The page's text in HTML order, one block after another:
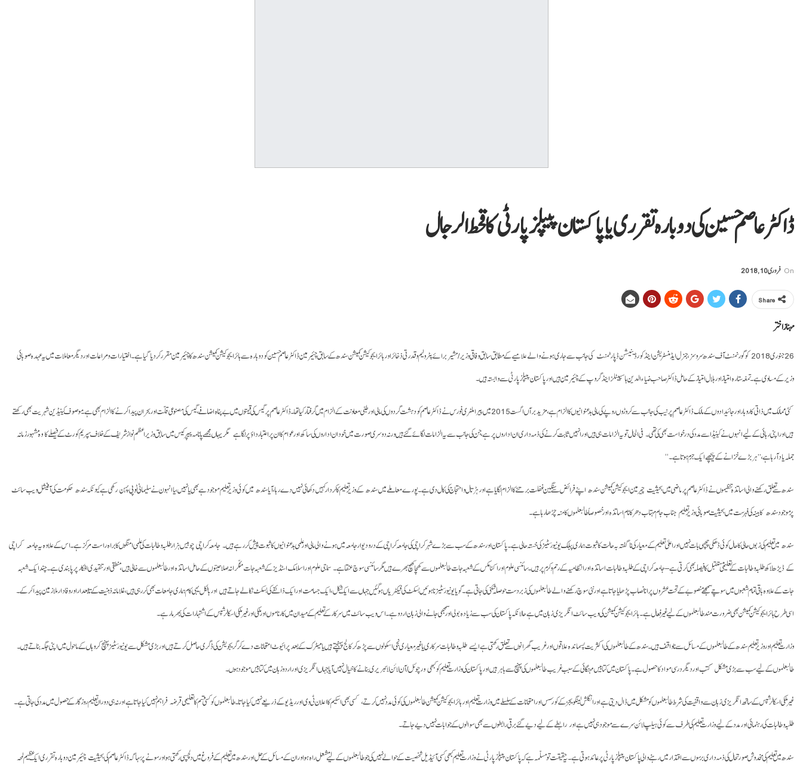
ڈاکٹر عاصم حسین کی دوبارہ تقرری یا پاکستان پیپلز پارٹی کا قحط الرجال
On فروری 10, 2018
Share
مہنازاختر
26 جنوری 2018 کو گورنمنٹ آف سندھ سروسز،جنرل ایڈمنسٹریشن اینڈ کورڈینیشن ڈپارٹمنٹ کی جانب سے جاری ہونے والے علامیے کے مطابق سابق وفاقی وزیر/ مشیربرائے پٹرولیم و قدرتی ذخائر اور ہائر ایجوکیشن کمیشن سندھ کے سابق چئیرمین ڈاکٹر عاصم حسین کو دوبارہ سے ہائر ایجوکیشن کمیشن سندھ کا چئیرمین مقرر کردیا گیا ہے ۔ اختیارات و مراعات اور دیگر معاملات میں یہ عہدہ صوبائی
وزیر کے مساوی ہے۔ تمغہ ستارہ امتیاز اور ہلال امتیاز کے حامل ڈاکٹر صاحب ضیاء الدین ہاسپیٹلز اینڈ گروپ کے چئیرمین ہیں اور پاکستان پیپلز پارٹی سے وابستہ ہیں۔
کئی ممالک میں ذاتی کاروبار اور جائیدادوں کے مالک ڈاکٹر عاصم پر نیب کی جانب سے کروڑوں روپے کی مالی بدعنوانیوں کا الزام ہے، مزید برآں اگست 2015 میں پیرا ملٹری فورس نے ڈاکٹر عاصم کو دہشت گردوں کی مالی اور طبّی معاونت کے الزام میں گرفتار کیا تھا۔ ڈاکٹر عاصم پرگیس کی قیمتوں میں بے پناہ اضافے، گیس کی مصنوعی قلّت اور بحران پیدا کرنے کا الزام بھی ہے ۔ موصوف کینیڈین شہر یت بھی رکھتے
ہیں اور اپنی رہائی کے لیے انہوں نے کینیڈا سے مدد کی درخواست بھی کی تھی۔ فی الحال تو یہ الزامات ہی ہیں اور انہیں ثابت کرنے کی ذمہ داری ان اداروں پر ہے، جن کی جانب سے یہ الزامات لگائے گئے ہیں ورنہ دوسری صورت میں خود ان اداروں کی ساکھ اور عوام کا ان پر اعتبار داؤ پر لگا ہے مگر یہاں مجھے پانامہ پیپر کیس میں سابق وزیراعظم نواز شریف کے خلاف سپریم کورٹ کے فیصلے کا وہ مشہور زمانہ
جملہ یاد آرہا ہے، ’’ہر بڑے خزانے کے پیچھے ایک جرم ہوتا ہے۔‘‘
سندھ سے تعلق رکھنے والی اساتذہ تنظیموں نے ڈاکٹر عاصم پر ماضی میں بحیثیت چیرمین ایجوکیشن کمیشن سندھ اپنے فرائض سے سنگین غفلت برتنے کا الزام لگایا ہے اور ہڑتال و احتجاج کی کال دی ہے۔ پورے معاملے میں سندھ کے وزیر تعلیم کا کردار کہیں دکھائی نہیں دے رہا ،آیا سندھ میں کوئی وزیر تعلیم موجود ہے بھی یا نہیں، یا انہون نے سلیمانی ٹوپی پہن رکھی ہے کیونکہ سندھ حکومت کی آفیشل ویب سائٹ
پر موجود سندھ کابینہ کی فہرست میں بحیثیت صوبائی وزیر تعلیم جناب جام مہتاب دھر کا نام اساتذہ اور خصوصاً طالبعلموں کا منہ چڑھا رہا ہے۔
سندھ میں تعلیم کی زبوں حالی کا حال کوئی ڈھکی چھپی بات نہیں اور اعلیٰ تعلیم کے معیار کی ناگفتہ بہ حالت کا ثبوت ہماری پبلک یونیورسٹیز کی خستہ حالی ہے۔ پاکستان اور سندھ کے سب سے بڑے شہر کراچی کی جامعہ کراچی کے درودیوار جامعہ میں ہونے والی مالی اور علمی بدعنوانیوں کا ثبوت پیش کر رہے ہیں۔ جامعہ کراچی چوبیس ہزار طلبہ وطالبات کی علمی امنگوں کا براہ راست مرکز ہے۔ اس کے علاوہ یہ جامعہ کراچی
کے ڈیڑھ لاکھ طلبہ وطالبات کے تعلیمی مستقبل کا فیصلہ بھی کرتی ہے – جامعہ کراچی کے طلبہ وطالبات اساتذہ اور انتظامیہ کے رحم و کرم پر ہیں ۔ سائنسی علوم اور اکنامکس کے شعبہ جات طالبعلموں سے کھچا کھچ بھرے ہیں مگر سائنسی سوچ عنقا ہے۔ سماجی علوم اور اسلامک اسٹڈیز کے شعبہ جات مفکّرانہ صلاحیتوں کے حامل اساتذہ اور طالبعلموں سے خالی ہیں، منطقی اور تنقیدی افکار پر پابندی ہے ۔ چند ایک شعبہ
جات کے علاوہ باقی تمام شعبوں میں سوچے سمجھے منصوبے کے تحت عشروں پرانا نصاب پڑھایا جاتا ہے اور نئی سوچ رکھنے والے طالبعلموں کی زبردست حوصلہ شکنی کی جاتی ہے۔ گویا یونیورسٹیز نا ہوئیں بسکٹ کی فیکٹریاں ہوگئیں جہاں سے ایک شکل، ایک جسامت اور ایک ذائقے کی بسکٹ نکالے جاتے ہیں اور بالکل یہی کام ہماری جامعات بھی کررہی ہیں، غلامانہ ذہنیت کے تابعدار اور وفادار ملازمین پیدا کرکے۔
اسی طرح ہائر ایجوکیشن کمیشن بھی ضرورت مند طالبعلموں کے لیے غیرفعال ہے ۔ ہائر ایجوکیشن کمیشن کی ویب سائٹ انگریزی زبان میں ہےحالانکہ پاکستان کی سب سے زیادہ بولی اور سمجھی جانے والی زبان اردو ہے۔ اس ویب سائٹ میں سرکار کے تعلیم کے میدان میں کارناموں اور ملکی اور غیر ملکی اسکالر شپس کے اشتہارات کی بھرمار ہے۔
وزارت تعلیم اور وزیر تعلیم سندھ کے طالبعلموں کے مسائل سے ناواقف ہیں۔ سندھ کے طالبعلموں کی اکثریت پسماندہ علاقوں اور غریب گھرانوں سے تعلق رکھتی ہے ایسے طلبہ وطالبات سرکاری یا غیر معیاری نجی اسکولوں سے پڑھ کر کالج پہنچتے ہیں یا میٹرک کے بعد پرائیوٹ امتحانات دے کر گریجویشن کی ڈگری حاصل کرتے ہیں اور بڑی مشکل سے یونیورسٹیز پہنچ کر وہاں کے ماحول میں اپنی جگہ بناتے ہیں ۔
طالبعلموں کے لیے سب سے بڑی مشکل کتب اور دیگر درسی مواد کا حصول ہے ۔ پاکستان میں کتابیں مہنگائی کے سبب غریب طالبعلموں کی پہنچ سے باہر ہیں اور پاکستان کی وزارت تعلیم کو کبھی ورچوئل/آن لائن لائبریری بنانے کا خیال نہیں آیا جہاں انگریزی اور اردو زبان میں کتابیں موجود ہوں۔
غیرملکی اسکالر شپس کے ساتھ انگریزی زبان سے واقفیت کی شرط طالبعلموں کو مشکل میں ڈال دیتی ہے اور انگلش لینگویجز کے کورسس اور امتحانات کے سلسلے میں وزارت تعلیم اور ہائر ایجوکیشن کمیشن طالبعلموں کی کوئی مدد نہیں کرتے، کسی بھی اسکیم کا اعلان ٹی وی اور ریڈیو کے ذریعے نہیں کیا جاتا۔ طالبعلموں کو کسی قسم کا تعلیمی قرضہ فراہم نہیں کیا جاتا ہے اور نہ ہی دوران تعلیم روزگار کے حصول میں مدد کی جاتی ہے۔
طلبہ وطالبات کی رہنمائی اور مدد کے لیے وزارت تعلیم کی طرف سے کوئی ہیلپ لائن سرے سے موجود ہی نہیں ہے اور رابطے کے لیے دیے گئے برقی رابطوں سے بھی سوالوں کے جوابات نہیں دیے جاتے۔
سندھ میں تعلیم کی مخدوش صورتحال کی ذمہ داری برسوں سے اقتدار میں رہنے والی پاکستان پیپلز پارٹی پر عائد ہوتی ہے۔ یہ حقیقت تو مسلّمہ ہے کہ پاکستان پیپلز پارٹی نے وزارت تعلیم کبھی کسی آئیڈیل شخصیت کے حوالے نہیں کی جو طالبعلموں کے لیے مشعل راہ ہو اور ان کے مسائل کے حل اور سندھ میں تعلیم کے فروغ میں دلچسپی رکھتی ہو اور سونے پر سہاگہ ڈاکٹر عاصم کی بحیثیت چئیرمین دوبارہ تقرری ایک عظیم لمحہ